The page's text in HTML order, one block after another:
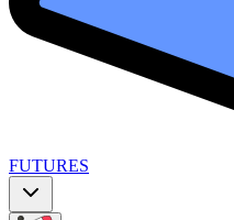
FUTURES